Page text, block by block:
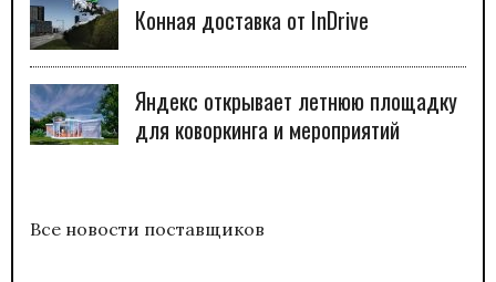
Конная доставка от InDrive
Яндекс открывает летнюю площадку
для коворкинга и мероприятий
Все новости поставщиков